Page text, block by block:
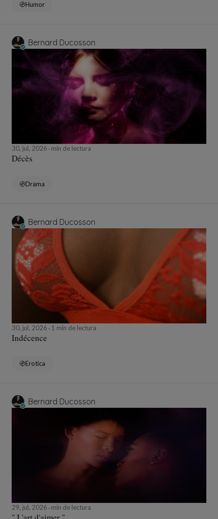
Humor
Bernard Ducosson
30, jul, 2026 min de lectura
Décès
Drama
Bernard Ducosson
30, jul, 2026 1 min de lectura
Indécence
Erotica
Bernard Ducosson
29, jul, 2026 min de lectura